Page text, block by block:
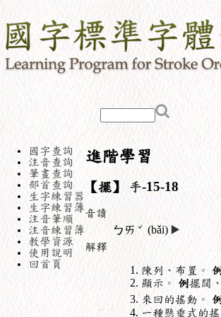
國字查詢
注音查詢
筆畫查詢
部首查詢
生字練習器
生字練習簿
注音筆順
注音練習簿
教學資源
使用說明
回首頁
進階學習
【擺】 手-15-18
音讀
ㄅㄞ ˇ (bǎi) ▶️
解釋
陳列、布置。
顯示。 例擺闊
來回的搖動。
一種懸垂式的